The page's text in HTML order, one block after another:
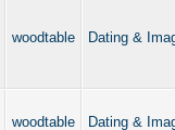
woodtable Dating &
woodtable Dating &